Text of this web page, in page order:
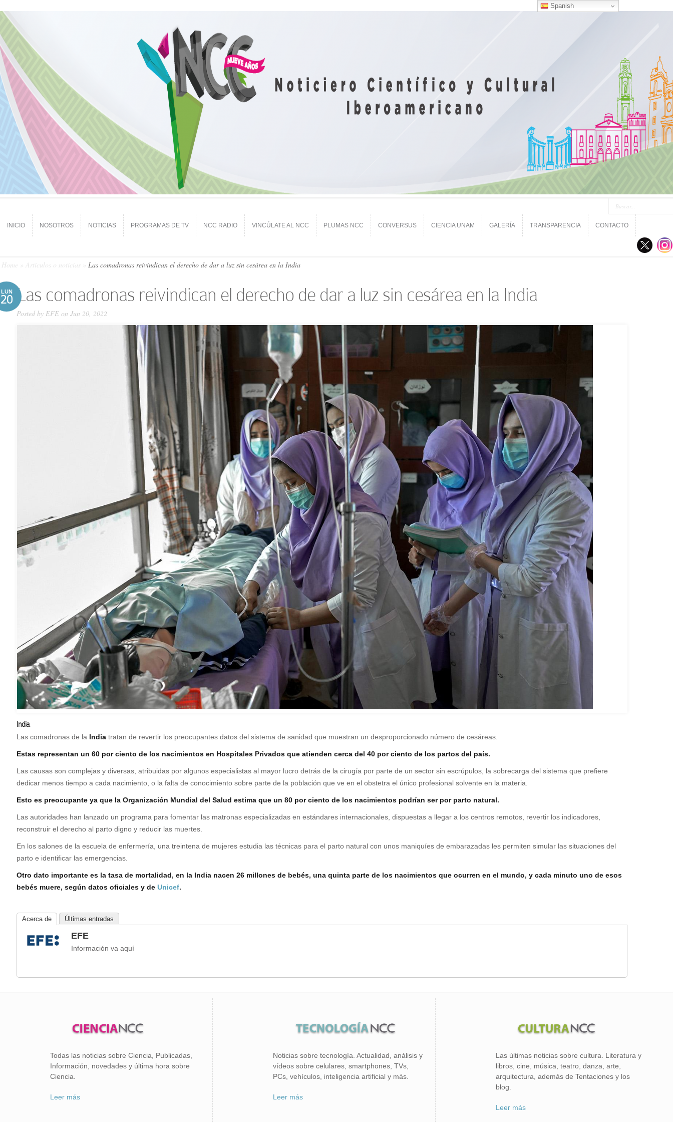
INICIO NOSOTROS NOTICIAS PROGRAMAS DE TV NCC RADIO VINCÚLATE AL NCC PLUMAS NCC CONVERSUS CIENCIA UNAM GALERÍA TRANSPARENCIA CONTACTO
Home Artículos o noticias Las comadronas reivindican el derecho de dar a luz sin cesárea en la India
LUN
20 Las comadronas reivindican el derecho de dar a luz sin cesárea en la India
Posted by EFE on Jun 20, 2022
India.
Las comadronas de la India tratan de revertir los preocupantes datos del sistema de sanidad que muestran un desproporcionado número de cesáreas.
Estas representan un 60 por ciento de los nacimientos en Hospitales Privados que atienden cerca del 40 por ciento de los partos del país.
Las causas son complejas y diversas, atribuidas por algunos especialistas al mayor lucro detrás de la cirugía por parte de un sector sin escrúpulos, la sobrecarga del sistema que prefiere
dedicar menos tiempo a cada nacimiento, o la falta de conocimiento sobre parte de la población que ve en el obstetra el único profesional solvente en la materia.
Esto es preocupante ya que la Organización Mundial del Salud estima que un 80 por ciento de los nacimientos podrían ser por parto natural.
Las autoridades han lanzado un programa para fomentar las matronas especializadas en estándares internacionales, dispuestas a llegar a los centros remotos, revertir los indicadores,
reconstruir el derecho al parto digno y reducir las muertes.
En los salones de la escuela de enfermería, una treintena de mujeres estudia las técnicas para el parto natural con unos maniquíes de embarazadas les permiten simular las situaciones del
parto e identificar las emergencias.
Otro dato importante es la tasa de mortalidad, en la India nacen 26 millones de bebés, una quinta parte de los nacimientos que ocurren en el mundo, y cada minuto uno de esos
bebés muere, según datos oficiales y de Unicef.
Acerca de Últimas entradas
EFE
Información va aquí
Todas las noticias sobre Ciencia, Publicadas,
Información, novedades y última hora sobre
Ciencia.
Leer más
Noticias sobre tecnología. Actualidad, análisis y
vídeos sobre celulares, smartphones, TVs,
PCs, vehículos, inteligencia artificial y más.
Leer más
Las últimas noticias sobre cultura. Literatura y
libros, cine, música, teatro, danza, arte,
arquitectura, además de Tentaciones y los
blog.
Leer más
Spanish